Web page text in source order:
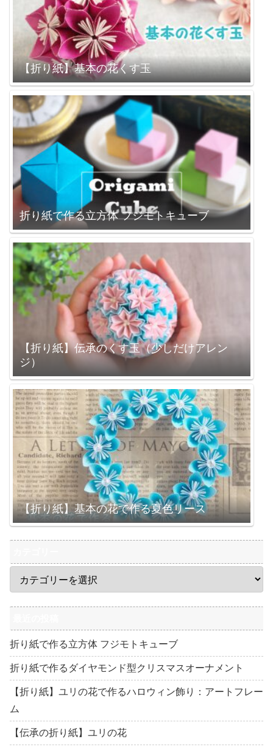
【折り紙】基本の花くす玉
折り紙で作る立方体 フジモトキューブ
【折り紙】伝承のくす玉（少しだけアレン
ジ）
【折り紙】基本の花で作る夏色リース
折り紙で作る立方体 フジモトキューブ
折り紙で作るダイヤモンド型クリスマスオーナメント
【折り紙】ユリの花で作るハロウィン飾り：アートフレー
ム
【伝承の折り紙】ユリの花